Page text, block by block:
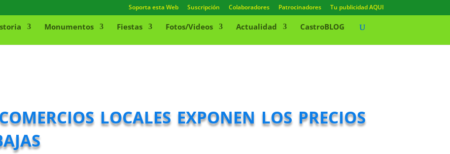
Soporta esta Web Suscripción Colaboradores Patrocinadores Tu publicidad AQUI
Monumentos Fiestas Fotos/Videos Actualidad CastroBLOG
locales exponen los precios